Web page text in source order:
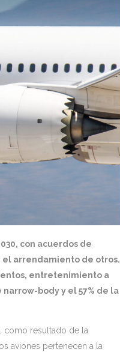
con acuerdos de
el arrendamiento de otros.
entretenimiento a
body y el 57% de la
como resultado de la
aviones pertenecen a la